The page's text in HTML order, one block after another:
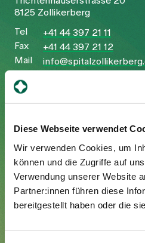
Diese Webseite verwendet
Wir verwenden Cookies, um
können und die Zugriffe auf
Verwendung unserer Website
Partner:innen führen diese
bereitgestellt haben oder die
Ihr Aufenthalt
Eintritt
Zusatzversicherte
8125 Zollikerberg
Tel
+41 44 397 21 11
Fax
+41 44 397 21 12
Mail